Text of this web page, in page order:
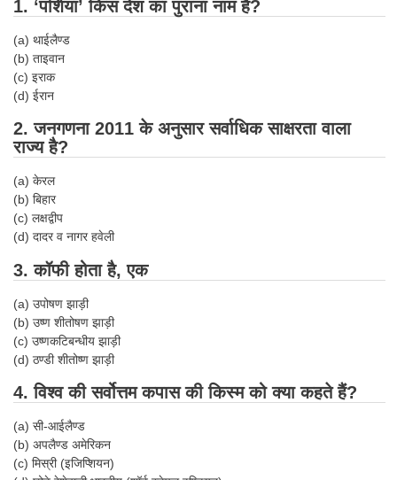
SSC CGL TIER-1
Tier-1 Syllabus
Tier-1 Answer Keys
SSC CGL TIER-2
TIER-2 Papers
TIER-2 Syllabus
SSC CGL PAPERS
Study Kit for CGL Tier-1
CGL Trend Analysis
CGL Exam Downloads
SSC CGL FREE EBOOK
1. ‘पर्शिया’ किस देश का पुराना नाम है?
(a) थाईलैण्ड
(b) ताइवान
(c) इराक
(d) ईरान
2. जनगणना 2011 के अनुसार सर्वाधिक साक्षरता वाला
राज्य है?
(a) केरल
(b) बिहार
(c) लक्षद्वीप
(d) दादर व नागर हवेली
3. कॉफी होता है, एक
(a) उपोषण झाड़ी
(b) उष्ण शीतोषण झाड़ी
(c) उष्णकटिबन्धीय झाड़ी
(d) ठण्डी शीतोष्ण झाड़ी
4. विश्व की सर्वोत्तम कपास की किस्म को क्या कहते हैं?
(a) सी-आईलैण्ड
(b) अपलैण्ड अमेरिकन
(c) मिस्री (इजिप्शियन)